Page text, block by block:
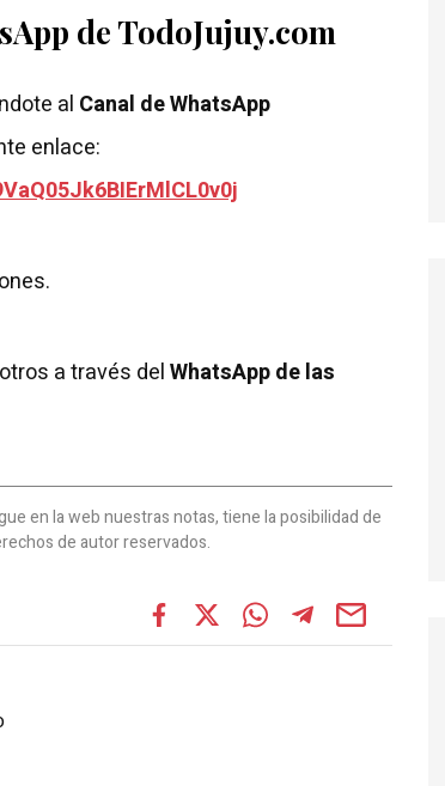
de TodoJujuy.com
al Canal de WhatsApp
enlace:
a través delWhatsApp de las
en la web nuestras notas, tiene la posibilidad de
de autor reservados.